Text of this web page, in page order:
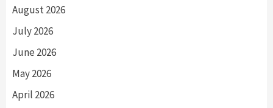
August 2026
July 2026
June 2026
May 2026
April 2026